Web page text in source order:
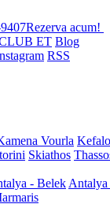
Rezerva acum!
ET Blog
RSS
Vourla
Skiathos
- Belek